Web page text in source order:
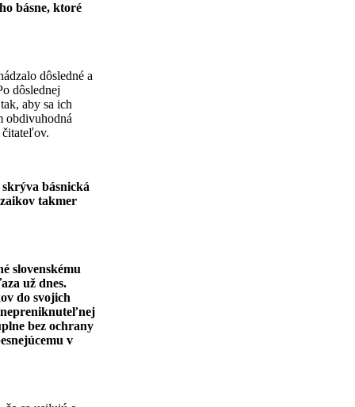
básne, ktoré
dôsledné a
dôslednej
aby sa ich
obdivuhodná
čitateľov.
básnická
takmer
slovenskému
už dnes.
do svojich
bez ochrany
v